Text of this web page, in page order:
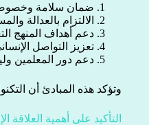
ضمان سلامة
الالتزام بالعدالة
دعم أهداف المنهج
تعزيز التواصل
دعم دور المعلمين
وتؤكد هذه المبادئ أن
التأكيد على أهمية العلاقة